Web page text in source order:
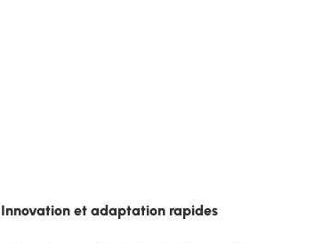
Innovation et adaptation rapides